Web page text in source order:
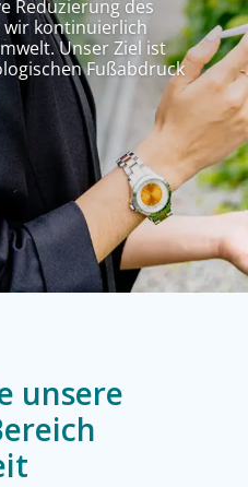
Reduzierung des
wir kontinuierlich
Unser Ziel ist
Fußabdruck
unsere